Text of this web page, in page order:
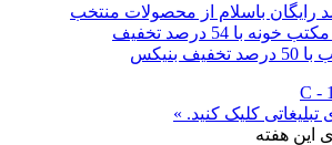
با 54 درصد تخفیف
بنیکس
کلیک کنید. »
این هفته